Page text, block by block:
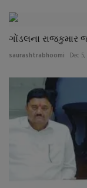
ગોંડલના રાજકુમાર
saurashtrabhoomi Dec